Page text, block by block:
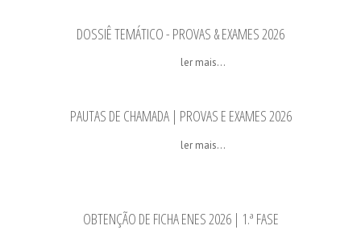
DOSSIÊ TEMÁTICO - PROVAS & EXAMES 2026
ler mais...
PAUTAS DE CHAMADA | PROVAS E EXAMES 2026
ler mais...
OBTENÇÃO DE FICHA ENES 2026 | 1.ª FASE